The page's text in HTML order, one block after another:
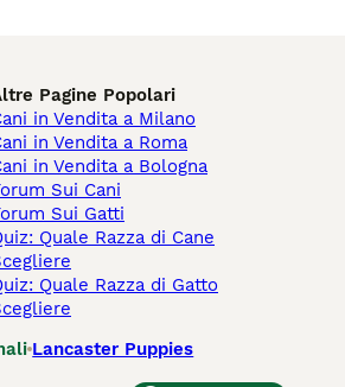
Pagine Popolari
in Vendita a Milano
in Vendita a Roma
in Vendita a Bologna
Sui Cani
Sui Gatti
Quale Razza di Cane
Quale Razza di Gatto
Lancaster Puppies